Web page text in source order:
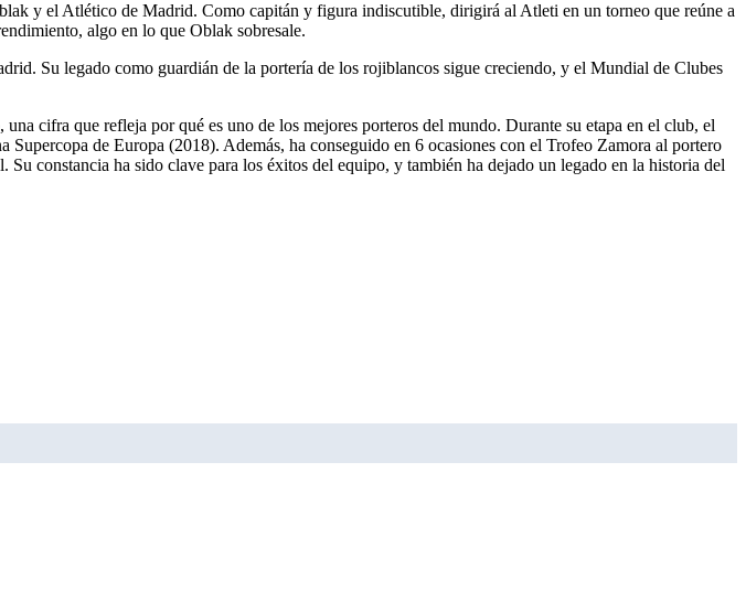
y el Atlético de Madrid. Como capitán y figura indiscutible, dirigirá al Atleti en un torneo que reúne a
algo en lo que Oblak sobresale.
Su legado como guardián de la portería de los rojiblancos sigue creciendo, y el Mundial de Clubes
cifra que refleja por qué es uno de los mejores porteros del mundo. Durante su etapa en el club, el
de Europa (2018). Además, ha conseguido en 6 ocasiones con el Trofeo Zamora al portero
constancia ha sido clave para los éxitos del equipo, y también ha dejado un legado en la historia del